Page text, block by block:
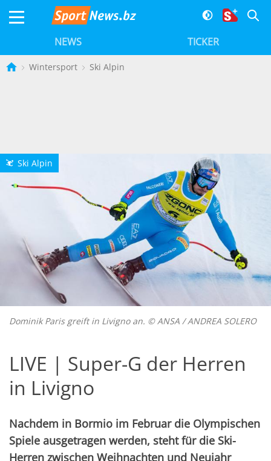
NEWS TICKER
Wintersport Ski Alpin
L Ski Alpin
Dominik Paris greift in Livigno an. © ANSA / ANDREA SOLERO
LIVE | Super-G der Herren
in Livigno
Nachdem in Bormio im Februar die Olympischen
Spiele ausgetragen werden, steht für die Ski-
Herren zwischen Weihnachten und Neujahr